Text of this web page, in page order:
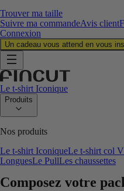
Trouver ma taille
Suivre ma commandeAvis client
Connexion
Un cadeau vous attend en vous
Le t-shirt Iconique
Produits
Nos produits
Le t-shirt IconiqueLe t-shirt col V
LonguesLe PullLes chaussettes
Composez votre